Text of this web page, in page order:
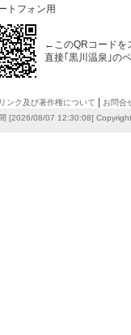
トフォン用
←このQRコードを
直接｢黒川温泉｣の
リンク及び著作権について | お問合
[2026/08/07 12:30:08]